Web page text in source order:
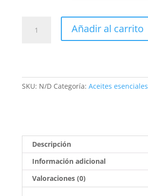
Negro
Añadir al carrito
SKU: N/D Categoría: Aceites esenciales
Descripción
Información adicional
Valoraciones (0)